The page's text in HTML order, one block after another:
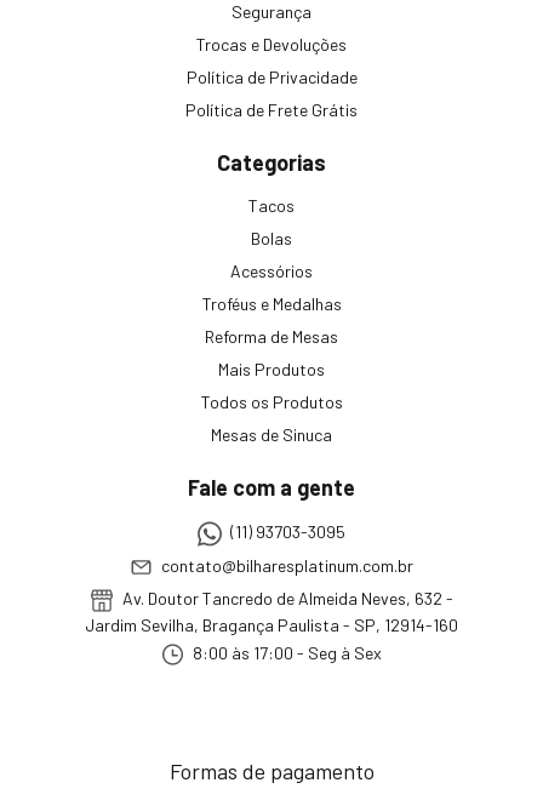
Segurança
Trocas e Devoluções
Política de Privacidade
Política de Frete Grátis
Categorias
Tacos
Bolas
Acessórios
Troféus e Medalhas
Reforma de Mesas
Mais Produtos
Todos os Produtos
Mesas de Sinuca
Fale com a gente
(11) 93703-3095
contato@bilharesplatinum.com.br
Av. Doutor Tancredo de Almeida Neves, 632 -
Jardim Sevilha, Bragança Paulista - SP, 12914-160
8:00 às 17:00 - Seg à Sex
Formas de pagamento